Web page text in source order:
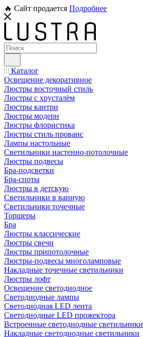
🔥 Сайт продается Подробнее
Каталог
Освещение декоративное
Люстры восточный стиль
Люстры с хрусталём
Люстры кантри
Люстры модерн
Люстры флористика
Люстры стиль прованс
Лампы настольные
Светильники настенно-потолочные
Люстры подвесы
Бра-подсветки
Бра-споты
Люстры в детскую
Светильники в ванную
Светильники точечные
Торшеры
Бра
Люстры классические
Люстры свечи
Люстры припотолочные
Люстры-подвесы многоламповые
Накладные точечные светильники
Люстры лофт
Освещение светодиодное
Светодиодные лампы
Светодиодная LED лента
Светодиодные LED прожектора
Встроенные светодиодные светильники
Накладные светодиодные светильники